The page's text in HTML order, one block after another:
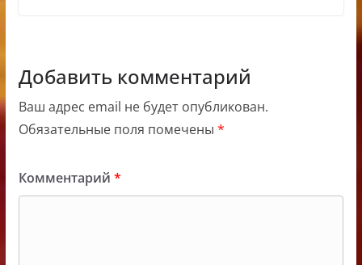
Добавить комментарий
Ваш адрес email не будет опубликован.
Обязательные поля помечены *
Комментарий *